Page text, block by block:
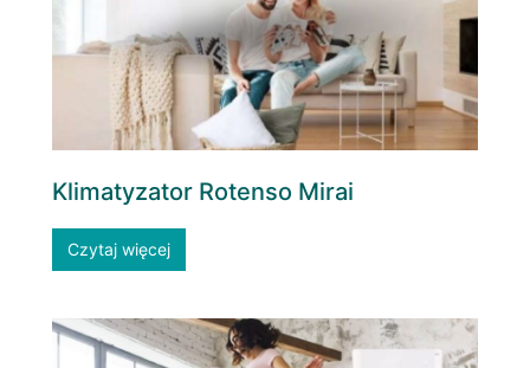
Klimatyzator Rotenso Mirai
Czytaj więcej